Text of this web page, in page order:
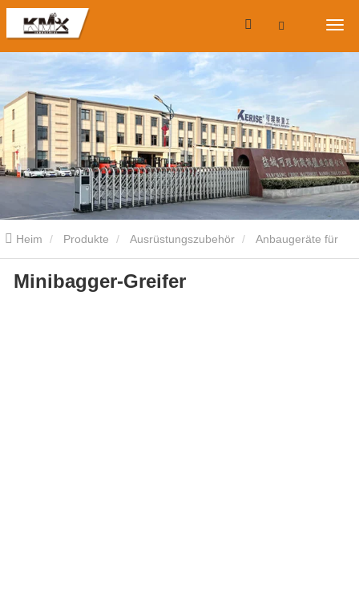
Heim Produkte Ausrüstungszubehör Anbaugeräte für
Minibagger Minibagger-Greifer
Minibagger-Greifer